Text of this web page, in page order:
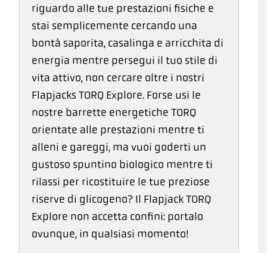
riguardo alle tue prestazioni fisiche e
stai semplicemente cercando una
bontà saporita, casalinga e arricchita di
energia mentre persegui il tuo stile di
vita attivo, non cercare oltre i nostri
Flapjacks TORQ Explore. Forse usi le
nostre barrette energetiche TORQ
orientate alle prestazioni mentre ti
alleni e gareggi, ma vuoi goderti un
gustoso spuntino biologico mentre ti
rilassi per ricostituire le tue preziose
riserve di glicogeno? Il Flapjack TORQ
Explore non accetta confini: portalo
ovunque, in qualsiasi momento!